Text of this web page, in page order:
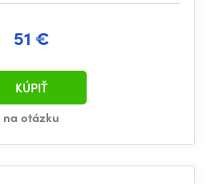
51 €
na otázku
KÚPIŤ